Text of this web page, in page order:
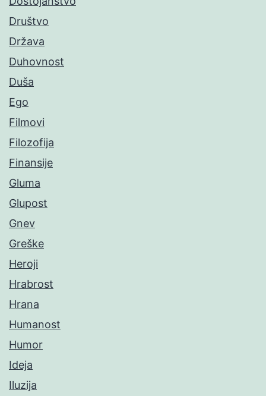
Društvo
Država
Duhovnost
Duša
Ego
Filmovi
Filozofija
Finansije
Gluma
Glupost
Gnev
Greške
Heroji
Hrabrost
Hrana
Humanost
Humor
Ideja
Iluzija